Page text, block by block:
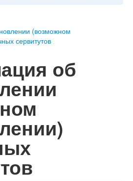
(возможном
сервитутов
об